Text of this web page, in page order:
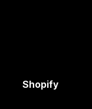
Shopify